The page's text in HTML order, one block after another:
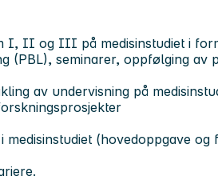
I, II og III på medisinstudiet i
(PBL), seminarer, oppfølging av
av undervisning på
medisinstudiet (hovedoppgave